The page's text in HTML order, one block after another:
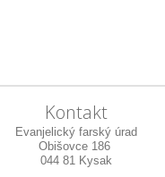
Kontakt
Evanjelický farský úrad
Obišovce 186
044 81 Kysak